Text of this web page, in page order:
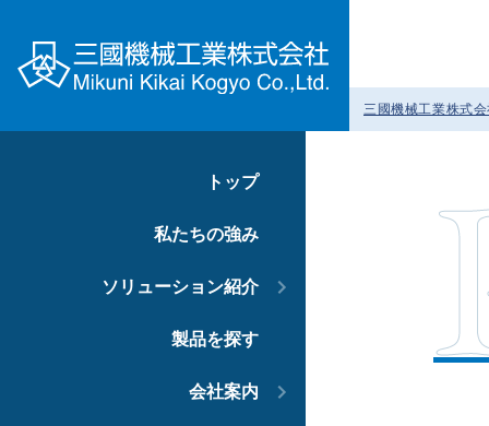
トップ
私たちの強み
ソリューション紹介
製品を探す
会社案内
三國機械工業株式